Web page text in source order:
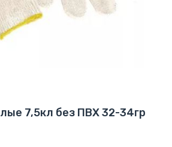
7,5кл без ПВХ 32-34гр